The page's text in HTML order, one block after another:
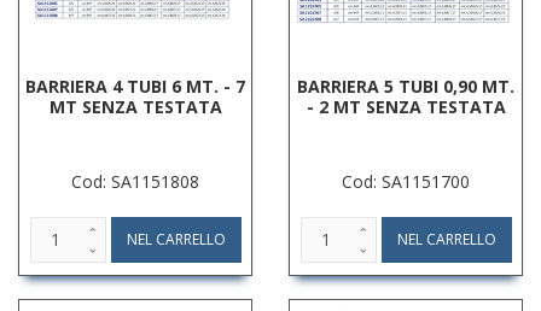
BARRIERA 4 TUBI 6 MT. - 7
MT SENZA TESTATA
Cod: SA1151808
BARRIERA 5 TUBI 0,90 MT.
- 2 MT SENZA TESTATA
Cod: SA1151700